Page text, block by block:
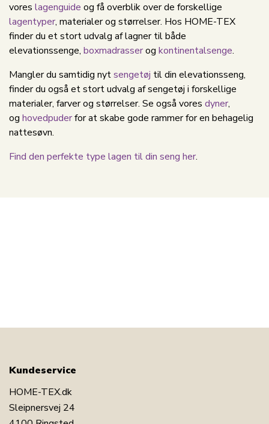
vores lagenguide og få overblik over de forskellige
lagentyper, materialer og størrelser. Hos HOME-TEX
finder du et stort udvalg af lagner til både
elevationssenge, boxmadrasserog kontinentalsenge.
Mangler du samtidig nytsengetøj til din elevationsseng,
finder du også et stort udvalg af sengetøj i forskellige
materialer, farver og størrelser. Se også vores dyner,
og hovedpuderfor at skabe gode rammer for en behagelig
nattesøvn.
Find den perfekte type lagen til din seng her.
Kundeservice
HOME-TEX.dk
Sleipnersvej 24